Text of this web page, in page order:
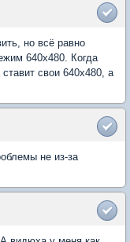
но всё равно
640х480. Когда
свои 640х480, а
не из-за